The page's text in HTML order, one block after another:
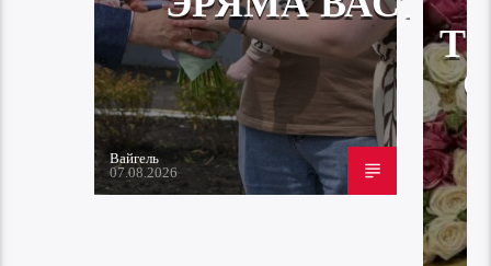
Вайгель
07.08.2026